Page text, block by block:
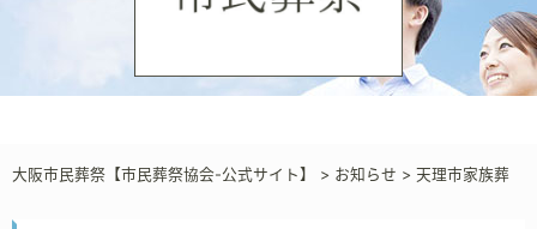
大阪市民葬祭【市民葬祭協会-公式サイト】 > お知らせ > 天理市家族葬